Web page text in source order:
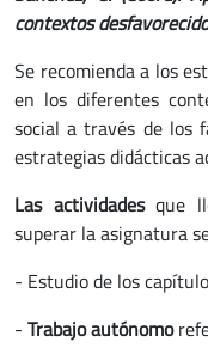
contextos
Se recomienda a los
en los diferentes
social a través de los
estrategias didácticas
Las actividadesque
superar la asignatura
- Estudio de los
- Trabajo autónomo